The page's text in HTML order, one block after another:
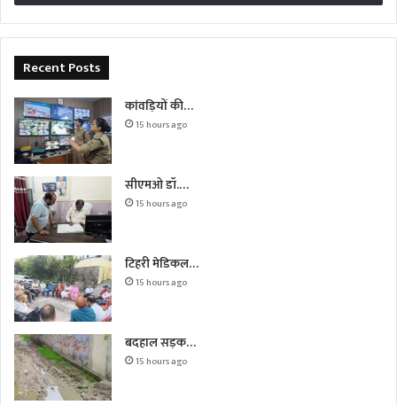
Recent Posts
कांवड़ियों की…
15 hours ago
सीएमओ डॉ.…
15 hours ago
टिहरी मेडिकल…
15 hours ago
बदहाल सड़क…
15 hours ago